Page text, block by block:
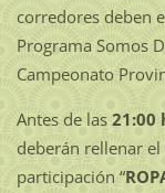
corredores deben
Programa Somos
Campeonato
Antes de las 21:00
deberán rellenar
participación “